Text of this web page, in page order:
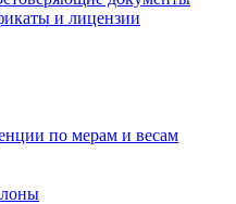
и лицензии
по мерам и весам